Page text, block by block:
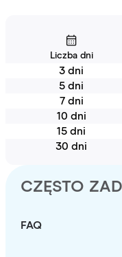
Liczba dni
3 dni
5 dni
7 dni
10 dni
15 dni
30 dni
CZĘSTO
FAQ